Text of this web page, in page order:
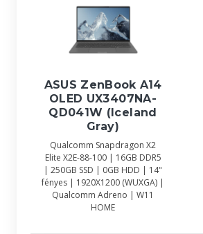
ASUS ZenBook A14
OLED UX3407NA-
QD041W (Iceland
Gray)
Qualcomm Snapdragon X2
Elite X2E-88-100 | 16GB DDR5
| 250GB SSD | 0GB HDD | 14"
fényes | 1920X1200 (WUXGA) |
Qualcomm Adreno | W11
HOME